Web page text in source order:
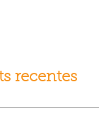
recentes